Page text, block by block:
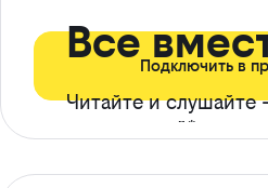
Все
Читайте и слушайте
ограничений*
Подключить в